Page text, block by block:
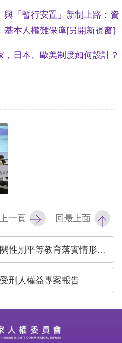
與「暫行安置」新制上路：資
基本人權難保障[另開新視窗]
日本、歐美制度如何設計？
一頁 回最上面
性別平等教育落實情形」報告
刑人權益專案報告